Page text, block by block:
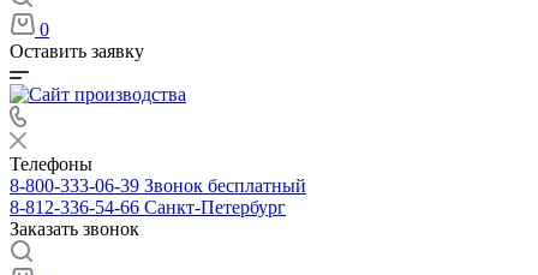
0
Оставить заявку
Телефоны
8-800-333-06-39 Звонок бесплатный
8-812-336-54-66 Санкт-Петербург
Заказать звонок